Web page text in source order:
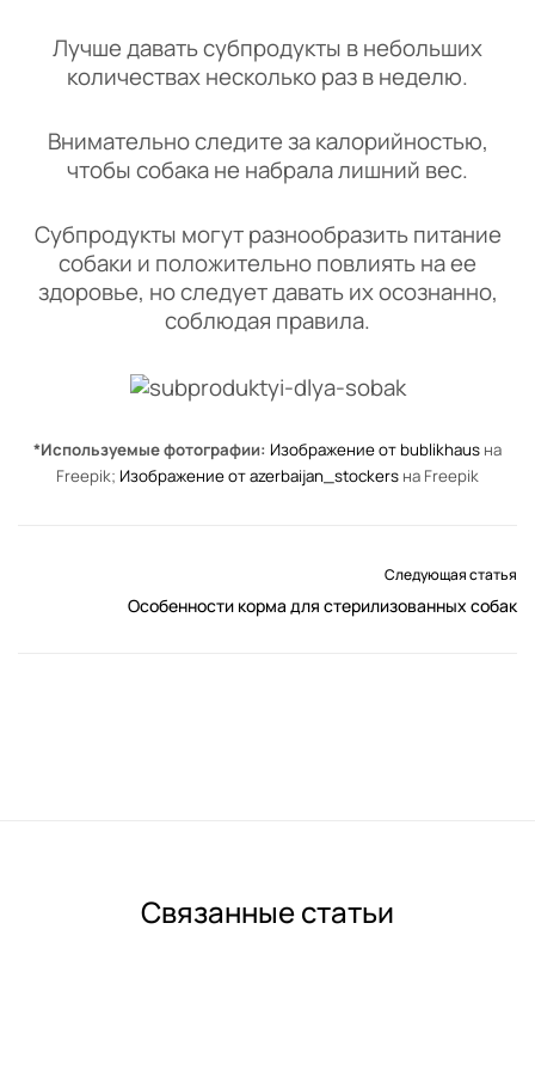
Лучше давать субпродукты в небольших
количествах несколько раз в неделю.
Внимательно следите за калорийностью,
чтобы собака не набрала лишний вес.
Субпродукты могут разнообразить питание
собаки и положительно повлиять на ее
здоровье, но следует давать их осознанно,
соблюдая правила.
*Используемые фотографии: Изображение от bublikhaus на
Freepik; Изображение от azerbaijan_stockers на Freepik
Следующая статья
Особенности корма для стерилизованных собак
Связанные статьи